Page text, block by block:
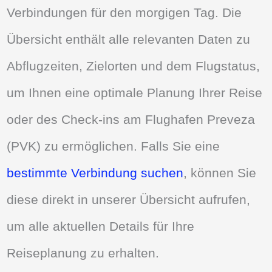
Verbindungen für den morgigen Tag. Die
Übersicht enthält alle relevanten Daten zu
Abflugzeiten, Zielorten und dem Flugstatus,
um Ihnen eine optimale Planung Ihrer Reise
oder des Check-ins am Flughafen Preveza
(PVK) zu ermöglichen. Falls Sie eine
bestimmte Verbindung suchen, können Sie
diese direkt in unserer Übersicht aufrufen,
um alle aktuellen Details für Ihre
Reiseplanung zu erhalten.